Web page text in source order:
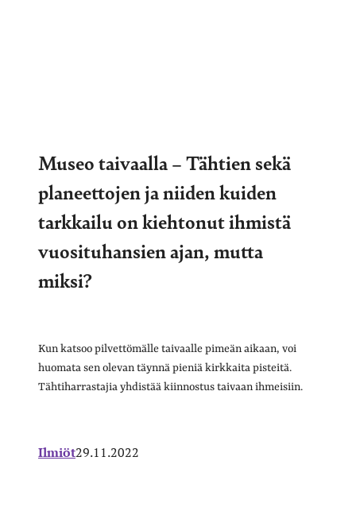
Museo taivaalla – Tähtien sekä
planeettojen ja niiden kuiden
tarkkailu on kiehtonut ihmistä
vuosituhansien ajan, mutta
miksi?
Kun katsoo pilvettömälle taivaalle pimeän aikaan, voi
huomata sen olevan täynnä pieniä kirkkaita pisteitä.
Tähtiharrastajia yhdistää kiinnostus taivaan ihmeisiin.
Ilmiöt29.11.2022